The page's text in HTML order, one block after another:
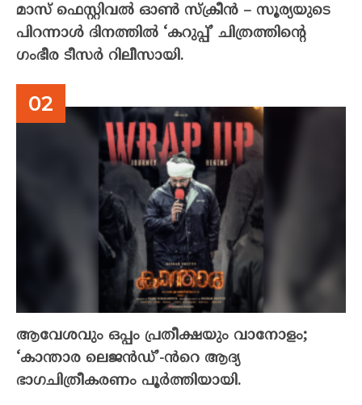
മാസ് ഫെസ്റ്റിവൽ ഓൺ സ്‌ക്രീൻ – സൂര്യയുടെ
പിറന്നാൾ ദിനത്തിൽ ‘കറുപ്പ്’ ചിത്രത്തിന്റെ
ഗംഭീര ടീസർ റിലീസായി.
ആവേശവും ഒപ്പം പ്രതീക്ഷയും വാനോളം;
‘കാന്താര ലെജൻഡ്’-ൻറെ ആദ്യ
ഭാഗചിത്രീകരണം പൂർത്തിയായി.